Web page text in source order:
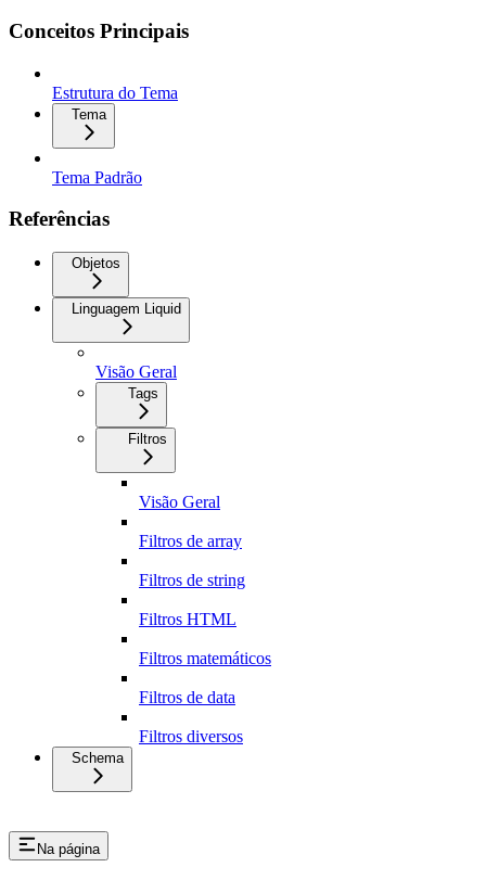
Conceitos Principais
Estrutura do Tema
Tema
Tema Padrão
Referências
Objetos
Linguagem Liquid
Visão Geral
Tags
Filtros
Visão Geral
Filtros de array
Filtros de string
Filtros HTML
Filtros matemáticos
Filtros de data
Filtros diversos
Schema
Na página